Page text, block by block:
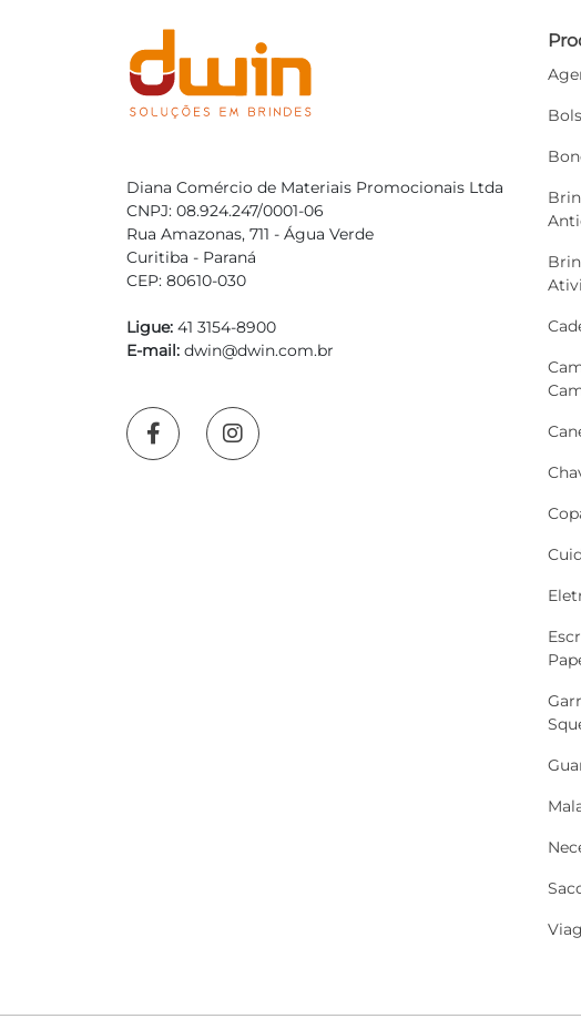
Diana Comércio de Materiais Promocionais Ltda
CNPJ: 08.924.247/0001-06
Rua Amazonas, 711 - Água Verde
Curitiba - Paraná
CEP: 80610-030
Ligue: 41 3154-8900
E-mail: dwin@dwin.com.br